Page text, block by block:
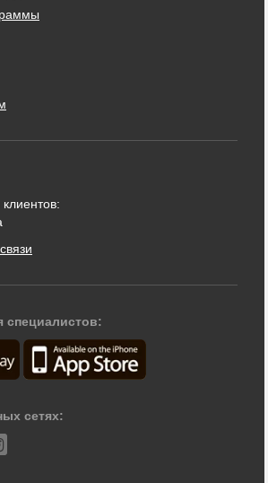
специалистов:
сетях: